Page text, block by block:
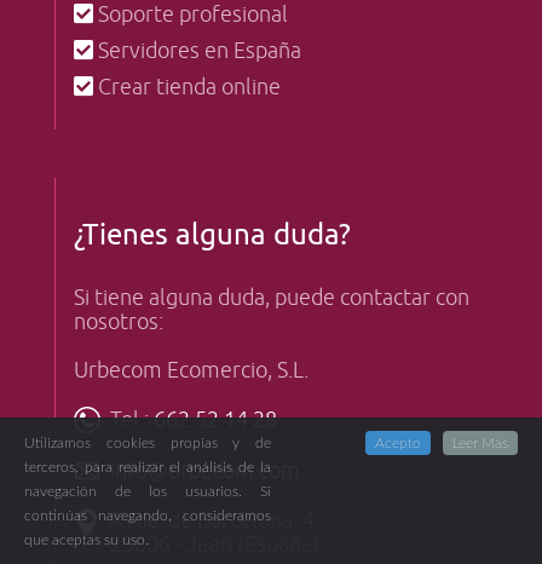
Soporte profesional
Servidores en España
Crear tienda online
¿Tienes alguna duda?
Si tiene alguna duda, puede contactar con
nosotros:
Urbecom Ecomercio, S.L.
Tel.:662 52 14 28
info@urbecom.com
Avda. de Barcelona, 4
23006 - Jaen (España)
Utilizamos cookies propias y de
terceros, para realizar el análisis de la
navegación de los usuarios. Si
continúas navegando, consideramos
que aceptas su uso.
Acepto Leer Más